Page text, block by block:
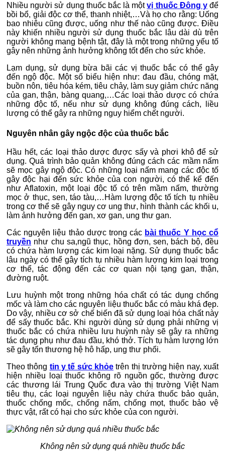
Nhiều người sử dụng thuốc bắc là mộtvị thuốc Đông yđể
bồi bổ, giải độc cơ thể, thanh nhiệt,…Và họ cho rằng: Uống
bao nhiêu cũng được, uống như thế nào cũng được. Điều
này khiến nhiều người sử dụng thuốc bắc lâu dài dù trên
người không mang bệnh tật, đây là một trong những yếu tố
gây nên những ảnh hưởng không tốt đến cho sức khỏe.
Lạm dụng, sử dụng bừa bãi các vị thuốc bắc có thể gây
đến ngộ độc. Một số biểu hiện như: đau đầu, chóng mặt,
buồn nôn, tiêu hóa kém, tiêu chảy, làm suy giảm chức năng
của gan, thận, bàng quang,…Các loại thảo dược có chứa
những độc tố, nếu như sử dụng không đúng cách, liều
lượng có thể gây ra những nguy hiểm chết người.
Nguyên nhân gây ngộc độc của thuốc bắc
Hầu hết, các loại thảo dược được sấy và phơi khô để sử
dụng. Quá trình bảo quản không đúng cách các mầm nấm
sẽ mọc gây ngộ độc. Có những loại nấm mang các độc tố
gây độc hại đến sức khỏe của con người, có thể kể đến
như Aflatoxin, một loại độc tố có trên mầm nấm, thường
mọc ở thục, sen, táo tàu,…Hàm lượng độc tố tích tụ nhiều
trong cơ thể sẽ gây nguy cơ ung thư, hình thành các khối u,
làm ảnh hưởng đến gan, xơ gan, ung thư gan.
Các nguyên liệu thảo dược trong các bài thuốc Y học cổ
truyền như chu sa,ngũ thục, hồng đơn, sen, bách bộ, đều
có chứa hàm lượng các kim loại nặng. Sử dụng thuốc bắc
lâu ngày có thể gây tích tụ nhiều hàm lượng kim loại trong
cơ thể, tác động đến các cơ quan nội tạng gan, thận,
đường ruột.
Lưu huỳnh một trong những hóa chất có tác dụng chống
mốc và làm cho các nguyên liệu thuốc bắc có màu khá đẹp.
Do vậy, nhiều cơ sở chế biến đã sử dụng loại hóa chất này
để sấy thuốc bắc. Khi người dùng sử dụng phải những vị
thuốc bắc có chứa nhiều lưu huỳnh này sẽ gây ra những
tác dụng phụ như đau đầu, khó thở. Tích tụ hàm lượng lớn
sẽ gây tổn thương hệ hô hấp, ung thư phổi.
Theo thông tin y tế sức khỏe trên thị trường hiện nay, xuất
hiện nhiều loại thuốc không rõ nguồn gốc, thường được
các thương lái Trung Quốc đưa vào thị trường Việt Nam
tiêu thụ, các loại nguyên liệu này chứa thuốc bảo quản,
thuốc chống mốc, chống nấm, chống mọt, thuốc bảo vệ
thực vật, rất có hại cho sức khỏe của con người.
Không nên sử dụng quá nhiều thuốc bắc